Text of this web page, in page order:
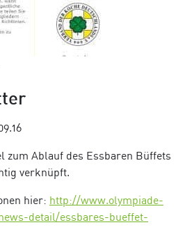
zum Ablauf des Essbaren Büffets
verknüpft.
hier: http://www.olympiade-
detail/essbares-bueffet-